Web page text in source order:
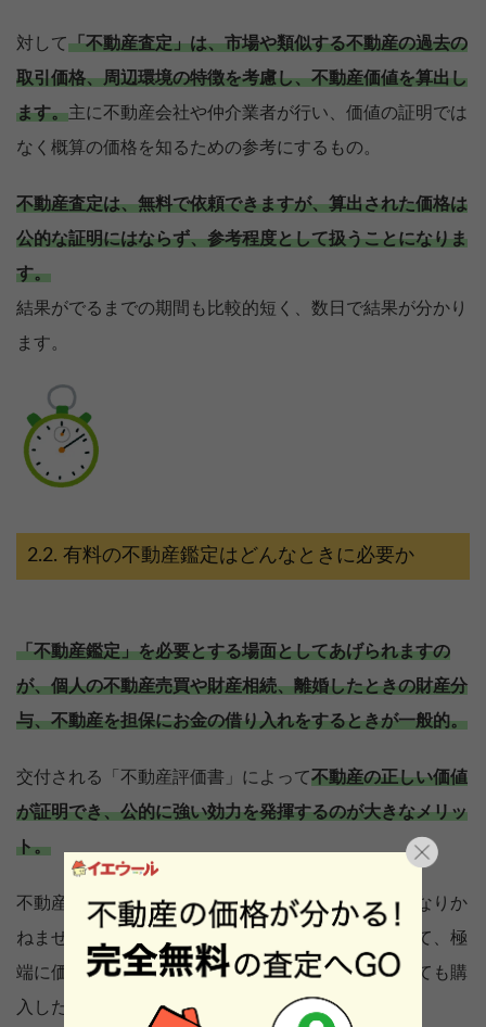
対して「不動産査定」は、市場や類似する不動産の過去の
取引価格、周辺環境の特徴を考慮し、不動産価値を算出し
ます。主に不動産会社や仲介業者が行い、価値の証明では
なく概算の価格を知るための参考にするもの。
不動産査定は、無料で依頼できますが、算出された価格は
公的な証明にはならず、参考程度として扱うことになりま
す。
結果がでるまでの期間も比較的短く、数日で結果が分かり
ます。
有料の不動産鑑定はどんなときに必要か
「不動産鑑定」を必要とする場面としてあげられますの
が、個人の不動産売買や財産相続、離婚したときの財産分
与、不動産を担保にお金の借り入れをするときが一般的。
交付される「不動産評価書」によって不動産の正しい価値
が証明でき、公的に強い効力を発揮するのが大きなメリッ
ト。
不動産価格を知らないと後々のトラブルの原因にもなりか
ねません。例えば、親族間で不動産を売買するとして、極
端に価格が低いと贈与税の課税対象になり、高すぎても購
入した側からクレームがくる可能性も考えられます。